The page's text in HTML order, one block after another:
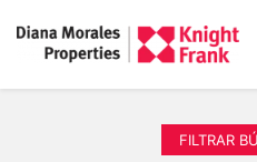
FILTRAR